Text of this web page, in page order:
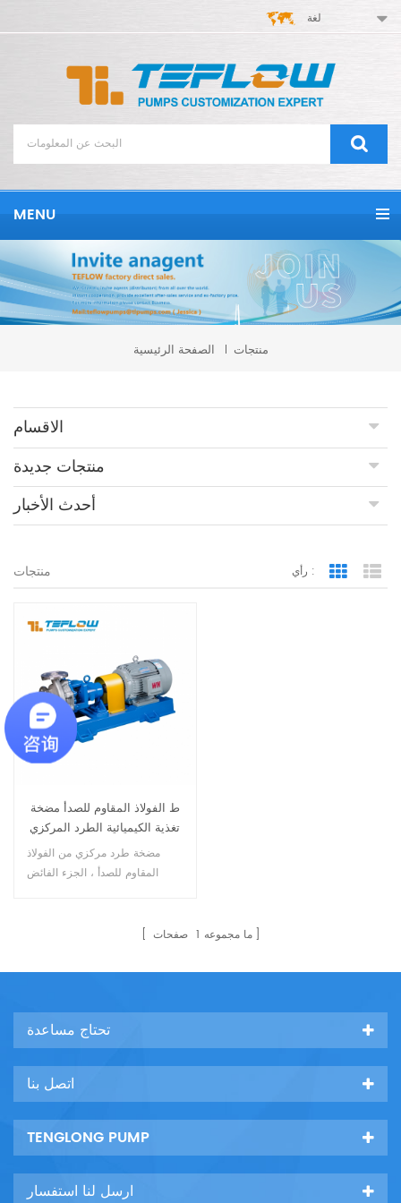
لغة
MENU
الصفحة الرئيسية منتجات
الاقسام
منتجات جديدة
أحدث الأخبار
منتجات رأي : Grid View
ط الفولاذ المقاوم للصدأ مضخة
تغذية الكيميائية الطرد المركزي
مضخة طرد مركزي من الفولاذ
المقاوم للصدأ ، الجزء الفائض
والمركبات العضوية ، والأحماض
، باستخدام نوع جديد من أجهزة
نطاق واسع.10
ما مجموعه 1 صفحات
تحتاج مساعدة
اتصل بنا
TENGLONG PUMP
ارسل لنا استفسار